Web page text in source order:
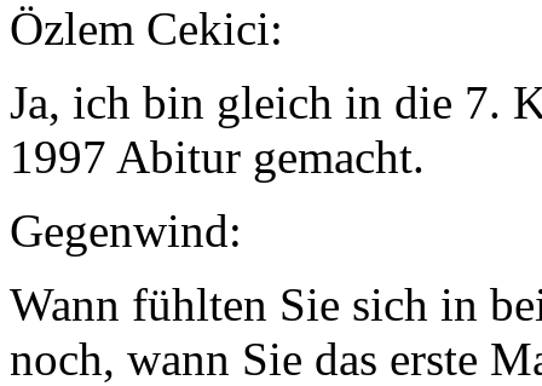
Özlem Cekici:
Ja, ich bin gleich in die 7.
1997 Abitur gemacht.
Gegenwind:
Wann fühlten Sie sich in
noch, wann Sie das erste